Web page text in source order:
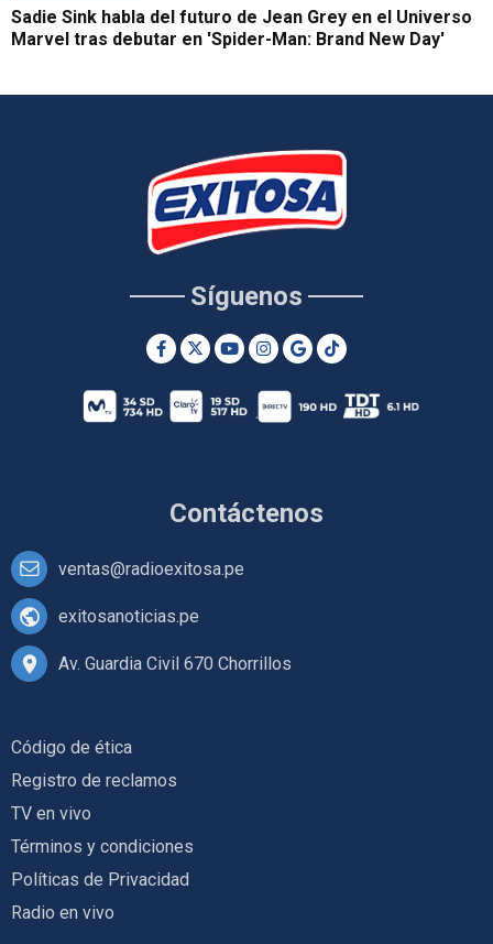
Sadie Sink habla del futuro de Jean Grey en el Universo
Marvel tras debutar en 'Spider-Man: Brand New Day'
Contáctenos
ventas@radioexitosa.pe
exitosanoticias.pe
Av. Guardia Civil 670 Chorrillos
Síguenos
Código de ética
Registro de reclamos
TV en vivo
Términos y condiciones
Políticas de Privacidad
Radio en vivo